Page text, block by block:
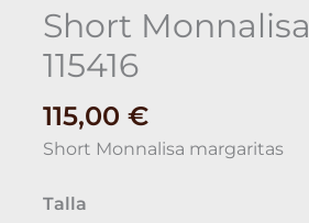
Short Monnalisa
115416
115,00€
Short Monnalisa margaritas
Talla
Monnalisa
115416
cantidad